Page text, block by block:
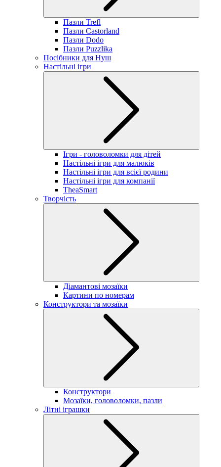
Пазли Trefl
Пазли Castorland
Пазли Dodo
Пазли Puzzlika
Посібники для Нуш
Настільні ігри
Ігри - головоломки для дітей
Настільні ігри для малюків
Настільні ігри для всієї родини
Настільні ігри для компанії
TheaSmart
Творчість
Діамантові мозаїки
Картини по номерам
Конструктори та мозаїки
Конструктори
Мозаїки, головоломки, пазли
Літні іграшки